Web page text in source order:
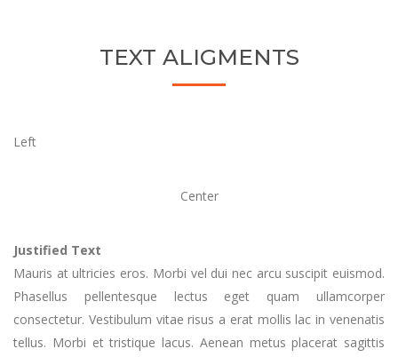
TEXT ALIGMENTS
Left
Center
Justified Text
Mauris at ultricies eros. Morbi vel dui nec arcu suscipit euismod.
Phasellus pellentesque lectus eget quam ullamcorper
consectetur. Vestibulum vitae risus a erat mollis lac in venenatis
tellus. Morbi et tristique lacus. Aenean metus placerat sagittis